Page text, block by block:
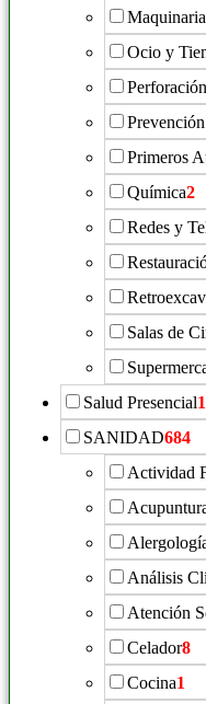
Maquinaria
Ocio y
Primeros
Química2
Redes y
Salas de
Salud Presencial1
SANIDAD684
Actividad
Análisis
Atención
Celador8
Cocina1